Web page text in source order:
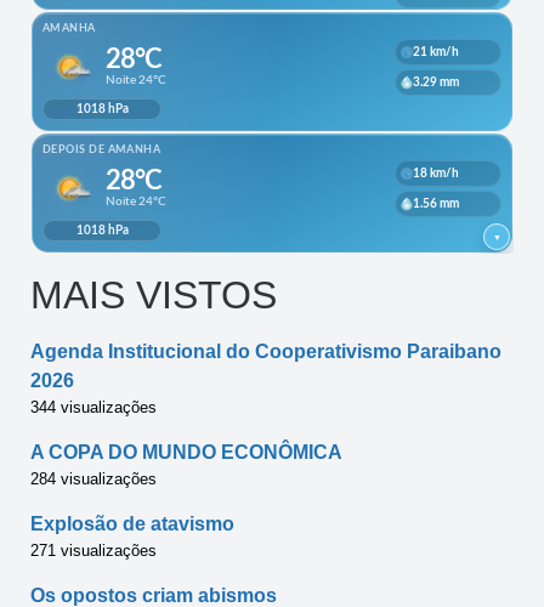
MAIS VISTOS
Agenda Institucional do Cooperativismo Paraibano
2026
344 visualizações
A COPA DO MUNDO ECONÔMICA
284 visualizações
Explosão de atavismo
271 visualizações
Os opostos criam abismos